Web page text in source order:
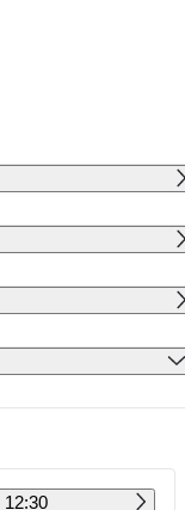
SO NE
12:30